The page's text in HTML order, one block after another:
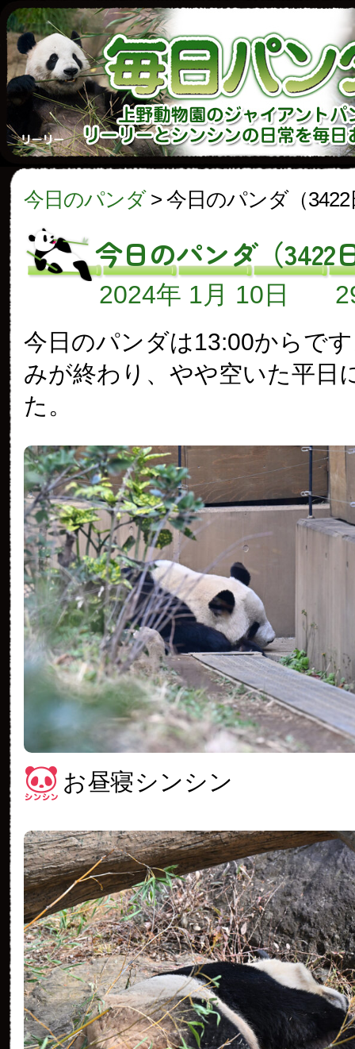
今日のパンダ> 今日のパンダ（3422
今日のパンダ（3422
2024年 1月 10日
今日のパンダは13:00からで
みが終わり、やや空いた平日
た。
お昼寝シンシン